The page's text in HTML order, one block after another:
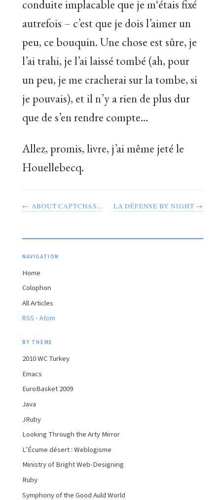
conduite implacable que je m‘étais fixé
autrefois – c’est que je dois l’aimer un
peu, ce bouquin. Une chose est sûre, je
l’ai trahi, je l’ai laissé tombé (ah, pour
un peu, je me cracherai sur la tombe, si
je pouvais), et il n’y a rien de plus dur
que de s’en rendre compte…
Allez, promis, livre, j’ai même jeté le
Houellebecq.
← ABOUT CAPTCHAS... LA DÉFENSE BY NIGHT →
NAVIGATION
Home
Colophon
All Articles
RSS · Atom
BY THEME
2010 WC Turkey
Emacs
EuroBasket 2009
Java
JRuby
Looking Through the Arty Mirror
L’Écume désert : Weblogisme
Ministry of Bright Web-Designing
Ruby
Symphony of the Good Auld World